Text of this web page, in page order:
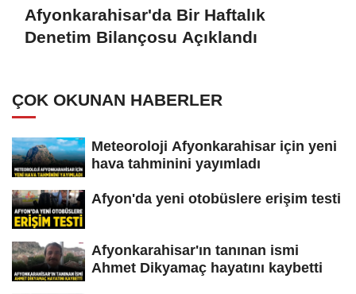
Afyonkarahisar'da Bir Haftalık
Denetim Bilançosu Açıklandı
ÇOK OKUNAN HABERLER
Meteoroloji Afyonkarahisar için yeni
hava tahminini yayımladı
Afyon'da yeni otobüslere erişim testi
Afyonkarahisar'ın tanınan ismi
Ahmet Dikyamaç hayatını kaybetti